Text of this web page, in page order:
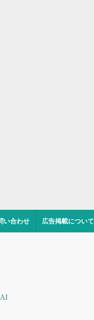
い合わせ 広告掲載について